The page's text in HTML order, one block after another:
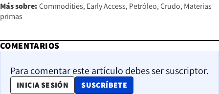
Más sobre: Commodities Early Access Petróleo Crudo Materias
primas
COMENTARIOS
Para comentar este artículo debes ser suscriptor.
INICIA SESIÓN SUSCRÍBETE
OPENS IN NEW WINDOW